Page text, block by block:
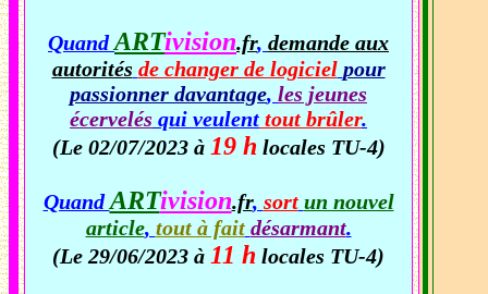
QuandARTivision.fr, demande aux
autorités de changer de logiciel pour
passionner davantage, les jeunes
écervelés qui veulent tout brûler.
(Le 02/07/2023 à 19 h locales TU-4)
QuandARTivision.fr, sort un nouvel
article, tout à fait désarmant.
(Le 29/06/2023 à 11 h locales TU-4)